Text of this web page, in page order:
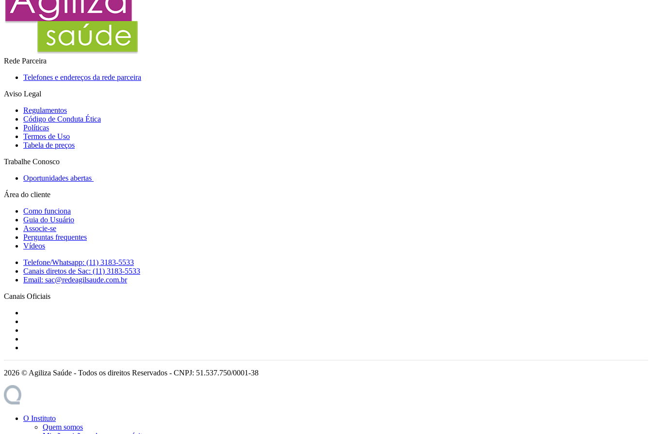
Rede Parceira
Telefones e endereços da rede parceira
Aviso Legal
Regulamentos
Código de Conduta Ética
Políticas
Termos de Uso
Tabela de preços
Trabalhe Conosco
Oportunidades abertas
Área do cliente
Como funciona
Guia do Usuário
Associe-se
Perguntas frequentes
Vídeos
Telefone/Whatsapp: (11) 3183-5533
Canais diretos de Sac: (11) 3183-5533
Email: sac@redeagilsaude.com.br
Canais Oficiais
2026 © Agiliza Saúde - Todos os direitos Reservados - CNPJ: 51.537.750/0001-38
O Instituto
Quem somos